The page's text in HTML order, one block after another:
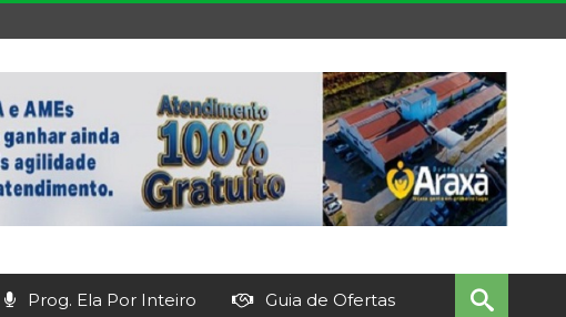
Prog. Ela Por Inteiro Guia de Ofertas